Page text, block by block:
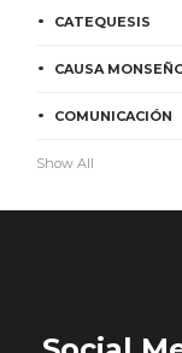
CATEQUESIS
CAUSA
COMUNICACIÓN
Show All